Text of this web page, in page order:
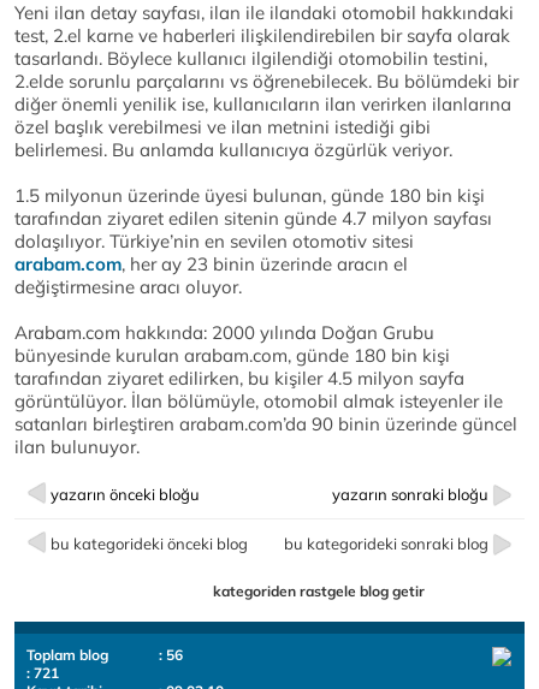
Yeni ilan detay sayfası, ilan ile ilandaki otomobil hakkındaki
test, 2.el karne ve haberleri ilişkilendirebilen bir sayfa olarak
tasarlandı. Böylece kullanıcı ilgilendiği otomobilin testini,
2.elde sorunlu parçalarını vs öğrenebilecek. Bu bölümdeki bir
diğer önemli yenilik ise, kullanıcıların ilan verirken ilanlarına
özel başlık verebilmesi ve ilan metnini istediği gibi
belirlemesi. Bu anlamda kullanıcıya özgürlük veriyor.
1.5 milyonun üzerinde üyesi bulunan, günde 180 bin kişi
tarafından ziyaret edilen sitenin günde 4.7 milyon sayfası
dolaşılıyor. Türkiye’nin en sevilen otomotiv sitesi
arabam.com, her ay 23 binin üzerinde aracın el
değiştirmesine aracı oluyor.
Arabam.com hakkında: 2000 yılında Doğan Grubu
bünyesinde kurulan arabam.com, günde 180 bin kişi
tarafından ziyaret edilirken, bu kişiler 4.5 milyon sayfa
görüntülüyor. İlan bölümüyle, otomobil almak isteyenler ile
satanları birleştiren arabam.com’da 90 binin üzerinde güncel
ilan bulunuyor.
yazarın önceki bloğu yazarın sonraki bloğu
bu kategorideki önceki blog bu kategorideki sonraki blog
kategoriden rastgele blog getir
Toplam blog
: 56
: 721